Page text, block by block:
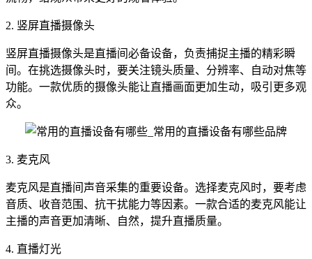
2. 竖屏直播摄像头
竖屏直播摄像头是直播间必备设备，负责捕捉主播的精彩瞬
间。在挑选摄像头时，要关注镜头质量、分辨率、自动对焦等
功能。一款优质的摄像头能让直播画面更加生动，吸引更多观
众。
3. 麦克风
麦克风是直播间声音采集的重要设备。选择麦克风时，要考虑
音质、收音范围、抗干扰能力等因素。一款合适的麦克风能让
主播的声音更加清晰、自然，提升直播质量。
4. 直播灯光